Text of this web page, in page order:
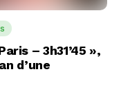
– 3h31’45 »,
d’une